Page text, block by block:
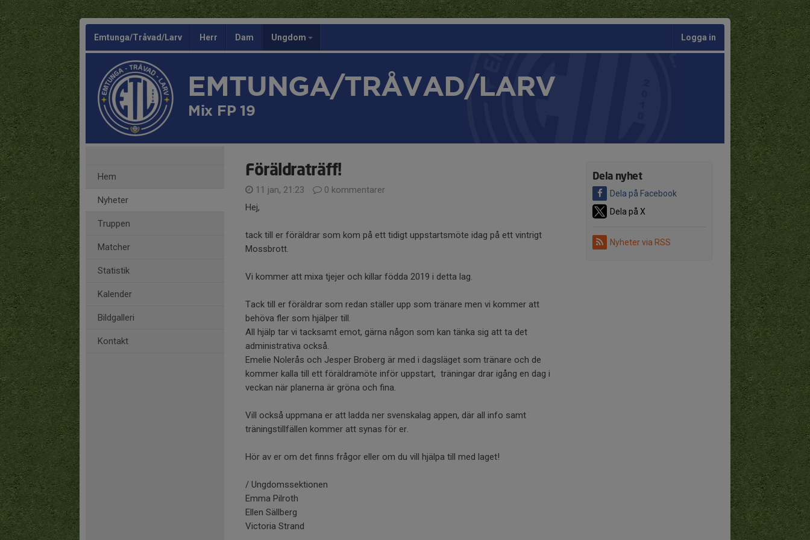
Emtunga/Tråvad/Larv Herr Dam Ungdom Logga in
EMTUNGA/TRÅVAD/LARV
Mix FP 19
Hem
Nyheter
Truppen
Matcher
Statistik
Kalender
Bildgalleri
Kontakt
Dela nyhet
Dela på Facebook
Dela på X
Nyheter via RSS
Föräldraträff!
11 jan, 21:23
0 kommentarer
Hej,
tack till er föräldrar som kom på ett tidigt uppstartsmöte idag på ett vintrigt
Mossbrott.
Vi kommer att mixa tjejer och killar födda 2019 i detta lag.
Tack till er föräldrar som redan ställer upp som tränare men vi kommer att
behöva fler som hjälper till.
All hjälp tar vi tacksamt emot, gärna någon som kan tänka sig att ta det
administrativa också.
Emelie Nolerås och Jesper Broberg är med i dagsläget som tränare och de
kommer kalla till ett föräldramöte inför uppstart, träningar drar igång en dag i
veckan när planerna är gröna och fina.
Vill också uppmana er att ladda ner svenskalag appen, där all info samt
träningstillfällen kommer att synas för er.
Hör av er om det finns frågor eller om du vill hjälpa till med laget!
/ Ungdomssektionen
Emma Pilroth
Ellen Sällberg
Victoria Strand